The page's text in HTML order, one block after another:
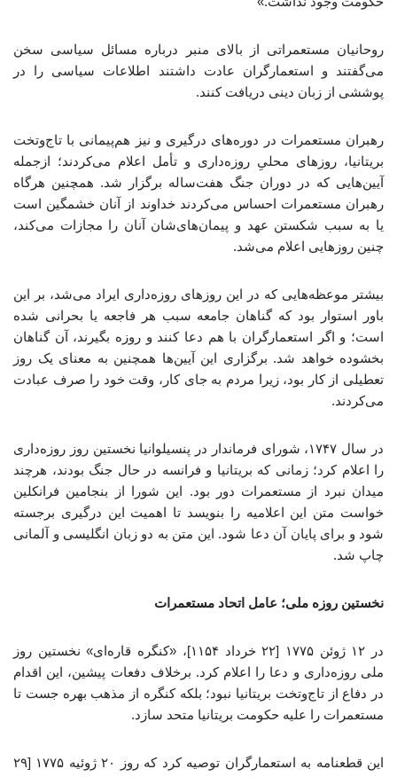
روحانیان مستعمراتی از بالای منبر درباره مسائل سیاسی سخن
می‌گفتند و استعمارگران عادت داشتند اطلاعات سیاسی را در
پوششی از زبان دینی دریافت کنند.
رهبران مستعمرات در دوره‌های درگیری و نیز هم‌پیمانی با تاج‌وتخت
بریتانیا، روزهای محلیِ روزه‌داری و تأمل اعلام می‌کردند؛ ازجمله
آیین‌هایی که در دوران جنگ هفت‌ساله برگزار شد. همچنین هرگاه
رهبران مستعمرات احساس می‌کردند خداوند از آنان خشمگین است
یا به سبب شکستن عهد و پیمان‌های‌شان آنان را مجازات می‌کند،
چنین روزهایی اعلام می‌شد.
بیشتر موعظه‌هایی که در این روزهای روزه‌داری ایراد می‌شد، بر این
باور استوار بود که گناهان جامعه سبب هر فاجعه یا بحرانی شده
است؛ و اگر استعمارگران با هم دعا کنند و روزه بگیرند، آن گناهان
بخشوده خواهد شد. برگزاری این آیین‌ها همچنین به معنای یک روز
تعطیلی از کار بود، زیرا مردم به جای کار، وقت خود را صرف عبادت
می‌کردند.
در سال ۱۷۴۷، شورای فرماندار در پنسیلوانیا نخستین روز روزه‌داری
را اعلام کرد؛ زمانی که بریتانیا و فرانسه در حال جنگ بودند، هرچند
میدان نبرد از مستعمرات دور بود. این شورا از بنجامین فرانکلین
خواست متن این اعلامیه را بنویسد تا اهمیت این درگیری برجسته
شود و برای پایان آن دعا شود. این متن به دو زبان انگلیسی و آلمانی
چاپ شد.
نخستین روزه ملی؛ عامل اتحاد مستعمرات
در ۱۲ ژوئن ۱۷۷۵ [۲۲ خرداد ۱۱۵۴]، «کنگره قاره‌ای» نخستین روز
ملی روزه‌داری و دعا را اعلام کرد. برخلاف دفعات پیشین، این اقدام
در دفاع از تاج‌وتخت بریتانیا نبود؛ بلکه کنگره از مذهب بهره جست تا
مستعمرات را علیه حکومت بریتانیا متحد سازد.
این قطعنامه به استعمارگران توصیه کرد که روز ۲۰ ژوئیه ۱۷۷۵ [۲۹